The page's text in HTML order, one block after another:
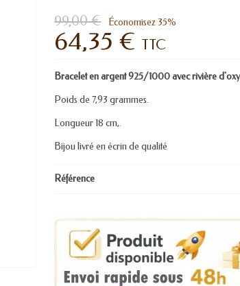
99,00 € Économisez 35%
64,35 € TTC
Bracelet en argent 925/1000 avec rivière
Poids de 7,93 grammes.
Longueur 18 cm,.
Bijou livré en écrin de qualité
Référence